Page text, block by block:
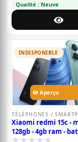
Qualité : Neuve
INDISPONIBLE
Aperçu
TÉLÉPHONES /
Xiaomi redmi 15c -
128gb - 4gb ram -